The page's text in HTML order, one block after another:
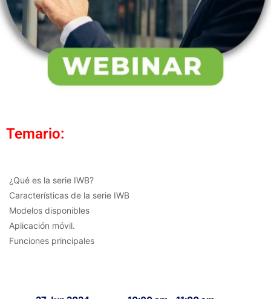
Temario:
¿Qué es la serie IWB?
Características de la serie IWB
Modelos disponibles
Aplicación móvil.
Funciones principales